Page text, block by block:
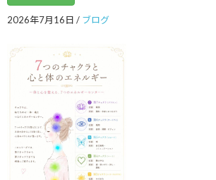
2022年5月
2022年4月
2022年2月
2022年1月
2021年12月
2021年9月
2021年8月
2026年7月16日 / ブログ